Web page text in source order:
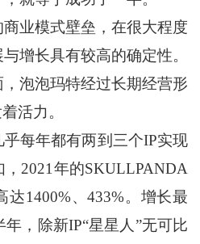
业模式壁垒，在很大程度
增长具有较高的确定性。
泡泡玛特经过长期经营形
活力。
每年都有两到三个IP实现
2021年的SKULLPANDA
1400%、433%。增长最
，除新IP“星星人”无可比